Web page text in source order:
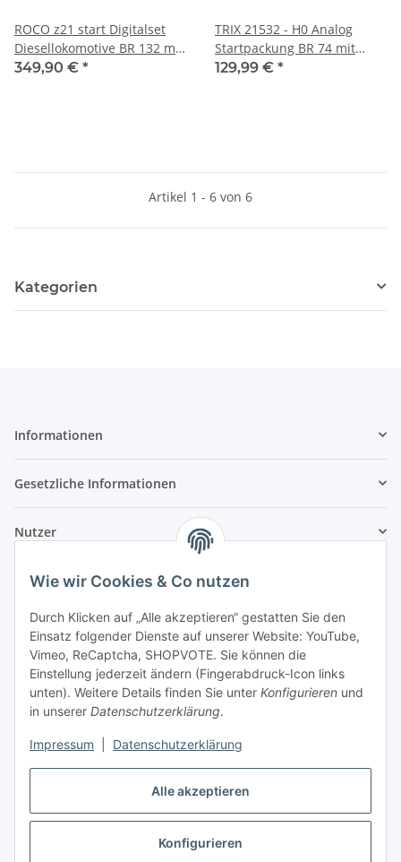
Alle akzeptieren
Konfigurieren
Wie wir Cookies & Co nutzen
Durch Klicken auf „Alle akzeptieren“ gestatten Sie den
Einsatz folgender Dienste auf unserer Website: YouTube,
Vimeo, ReCaptcha, SHOPVOTE. Sie können die
Einstellung jederzeit ändern (Fingerabdruck-Icon links
unten). Weitere Details finden Sie unter Konfigurieren und
in unserer Datenschutzerklärung.
Impressum Datenschutzerklärung
ROCO z21 start Digitalset
Diesellokomotive BR 132 mit
Kesselwagenzug DR Ep.IV
349,90 € *
TRIX 21532 - H0 Analog
Startpackung BR 74 mit
Güterzug - DR Ep.III
129,99 € *
Artikel 1 - 6 von 6
Kategorien
Informationen
Gesetzliche Informationen
Nutzer